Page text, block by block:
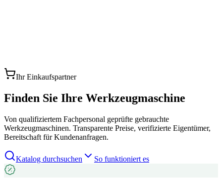
Ihr Einkaufspartner
Finden Sie Ihre Werkzeugmaschine
Von qualifiziertem Fachpersonal geprüfte gebrauchte
Werkzeugmaschinen. Transparente Preise, verifizierte Eigentümer,
Bereitschaft für Kundenanfragen.
Katalog durchsuchen So funktioniert es